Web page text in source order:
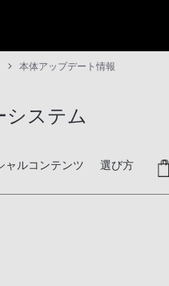
本体アップデート情報
システム
ャルコンテンツ 選び方